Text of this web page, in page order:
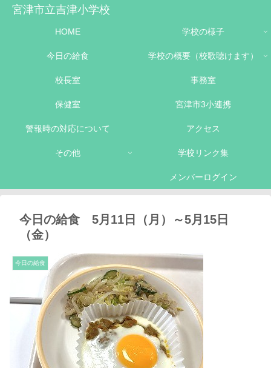
宮津市立吉津小学校
HOME 学校の様子
今日の給食 学校の概要（校歌聴けます）
校長室 事務室
保健室 宮津市3小連携
警報時の対応について アクセス
その他 学校リンク集
メンバーログイン
今日の給食 5月11日（月）～5月15日
（金）
今日の給食